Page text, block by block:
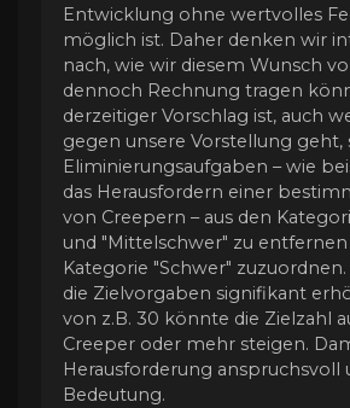
Entwicklung ohne wertvolles
möglich ist. Daher denken wir
nach, wie wir diesem Wunsch
dennoch Rechnung tragen
derzeitiger Vorschlag ist, auch
gegen unsere Vorstellung geht,
Eliminierungsaufgaben – wie
das Herausfordern einer
von Creepern – aus den
und "Mittelschwer" zu entfernen
Kategorie "Schwer"
die Zielvorgaben signifikant
von z.B. 30 könnte die Zielzahl
Creeper oder mehr steigen.
Herausforderung anspruchsvoll
Bedeutung.